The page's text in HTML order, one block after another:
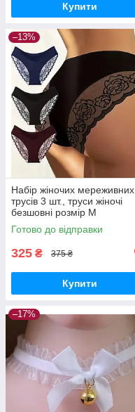
Купити
–13%
Набір жіночих мереживних
трусів 3 шт., труси жіночі
безшовні розмір M
Готово до відправки
325 ₴ 375 ₴
Купити
–17%